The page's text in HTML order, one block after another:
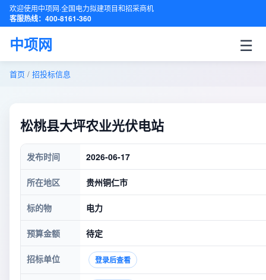
欢迎使用中项网·全国电力拟建项目和招采商机
客服热线：400-8161-360
中项网 ☰
首页 / 招投标信息
松桃县大坪农业光伏电站
发布时间 2026-06-17
所在地区 贵州铜仁市
标的物 电力
预算金额 待定
招标单位 登录后查看